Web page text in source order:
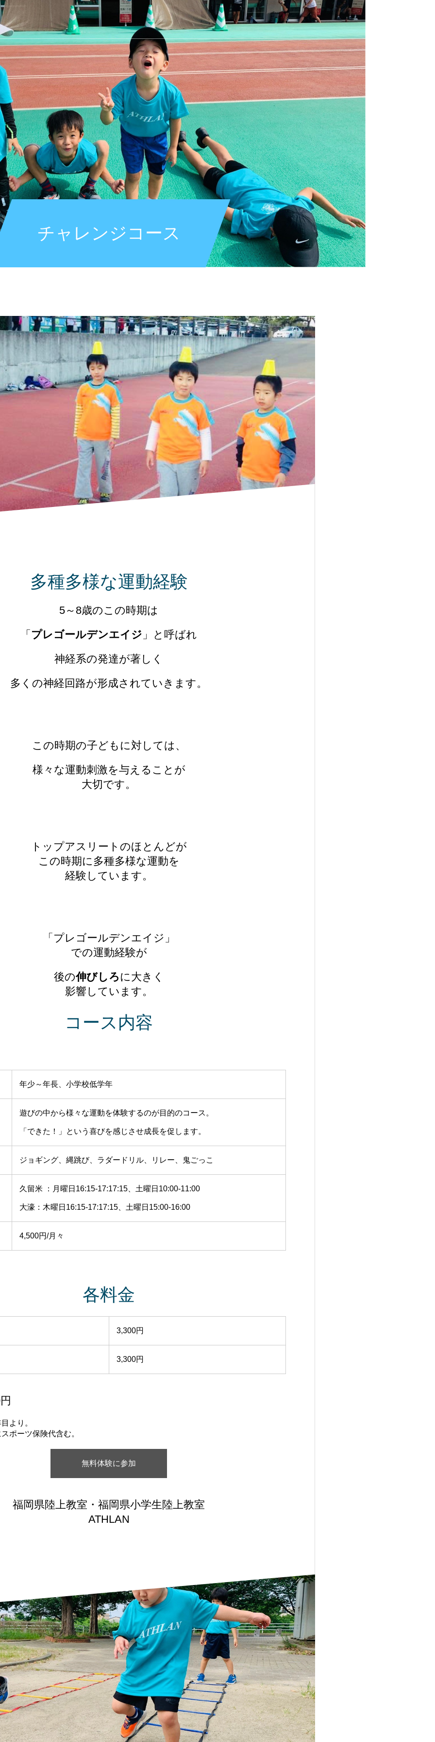
チャレンジコース
多種多様な運動経験
5～8歳のこの時期は
「 プレゴールデンエイジ 」と呼ばれ
神経系の発達が著しく
多くの神経回路が形成されていきます。
この時期の子どもに対しては、
様々な運動刺激を与えることが
大切です。
トップアスリートのほとんどが
この時期に多種多様な運動を
経験しています。
「プレゴールデンエイジ」
での運動経験が
後の伸びしろ に大きく
影響しています。
コース内容
年少～年長、小学校低学年
遊びの中から様々な運動を体験するのが目的のコース。
「できた！」という喜びを感じさせ成長を促します。
ジョギング、縄跳び、ラダードリル、リレー、鬼ごっこ
久留米 ：月曜日16:15-17:17:15、土曜日10:00-11:00
大濠：木曜日16:15-17:17:15、土曜日15:00-16:00
4,500円/月々
各料金
3,300円
3,300円
より。
ポーツ保険代含む。
無料体験に参加
福岡県陸上教室・福岡県小学生陸上教室
ATHLAN